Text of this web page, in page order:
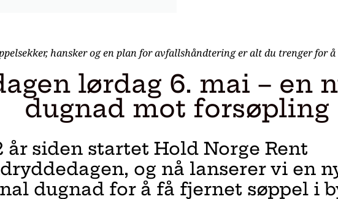
hansker og en plan for avfallshåndtering er alt du trenger for å
lørdag 6. mai – en
dugnad mot forsøpling
år siden startet Hold Norge Rent
og nå lanserer vi en
dugnad for å få fjernet søppel i